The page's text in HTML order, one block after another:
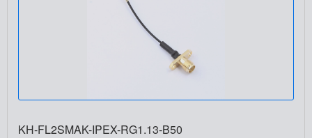
KH-FL2SMAK-IPEX-RG1.13-B50